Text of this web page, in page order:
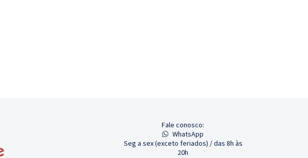
Fale conosco:
WhatsApp
Seg a sex (exceto feriados) / das 8h às
20h